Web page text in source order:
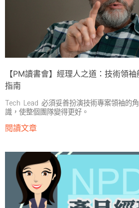
【PM讀書會】經理人之道：技術領
指南
Tech Lead 必須妥善扮演技術專案領袖的
識，使整個團隊變得更好。
閱讀文章